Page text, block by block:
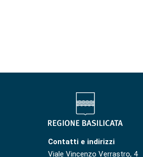
Contatti e indirizzi
Viale Vincenzo Verrastro, 4